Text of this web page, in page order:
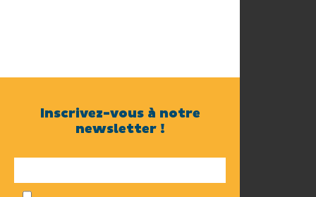
Inscrivez-vous à notre
newsletter !